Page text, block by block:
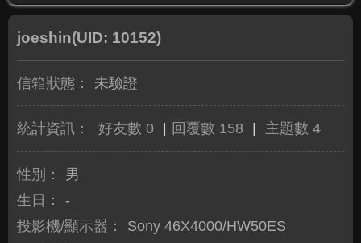
joeshin(UID: 10152)
信箱狀態： 未驗證
統計資訊： 好友數 0 回覆數 158 主題數 4
性別：
男
生日：
-
投影機/顯示器：
Sony 46X4000/HW50ES